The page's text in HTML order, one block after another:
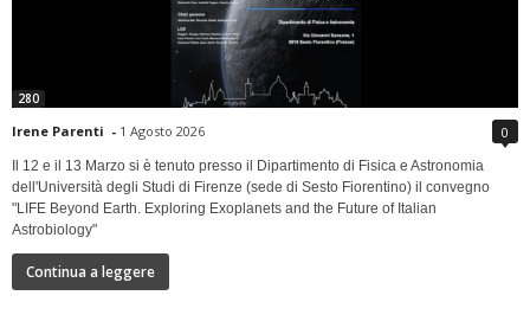
280
Irene Parenti - 1 Agosto 2026 0
Il 12 e il 13 Marzo si è tenuto presso il Dipartimento di Fisica e Astronomia
dell'Università degli Studi di Firenze (sede di Sesto Fiorentino) il convegno
"LIFE Beyond Earth. Exploring Exoplanets and the Future of Italian
Astrobiology"
Continua a leggere